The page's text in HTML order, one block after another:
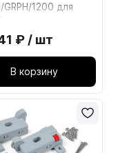
GRPH/1200 для
Графит
₽ / шт
В корзину